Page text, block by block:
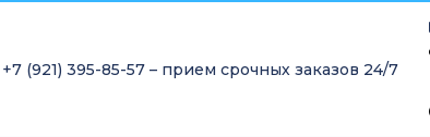
+7 (921) 395-85-57 – прием срочных заказов 24/7